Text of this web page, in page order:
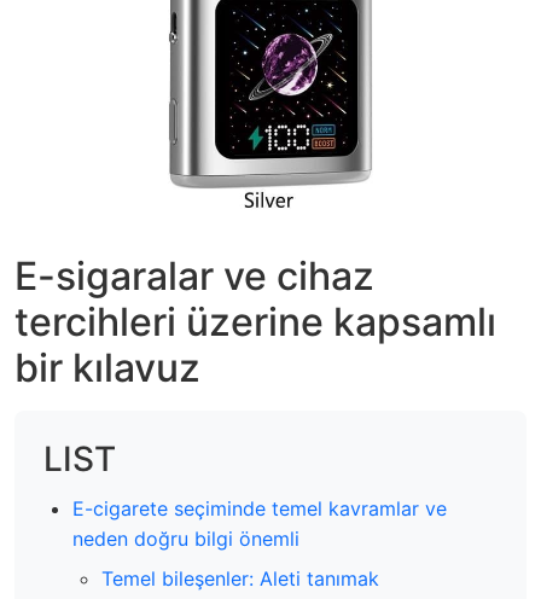
E-sigaralar ve cihaz
tercihleri üzerine kapsamlı
bir kılavuz
LIST
E-cigarete seçiminde temel kavramlar ve
neden doğru bilgi önemli
Temel bileşenler: Aleti tanımak